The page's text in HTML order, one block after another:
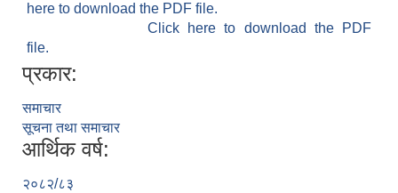
here to download the PDF file.
Click here to download the PDF
file.
प्रकार:
समाचार
सूचना तथा समाचार
आर्थिक वर्ष:
२०८२/८३